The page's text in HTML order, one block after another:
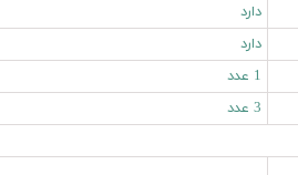
دارد
دارد
1 عدد
3 عدد